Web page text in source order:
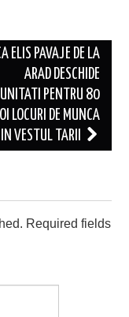
ELIS PAVAJE DE LA
ARAD DESCHIDE
PENTRU 80
LOCURI DE MUNCA
IN VESTUL TARII
Required fields